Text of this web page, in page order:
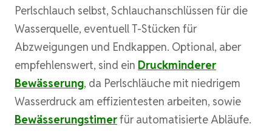
Perlschlauch selbst, Schlauchanschlüssen für die
Wasserquelle, eventuell T-Stücken für
Abzweigungen und Endkappen. Optional, aber
empfehlenswert, sind ein Druckminderer
Bewässerung, da Perlschläuche mit niedrigem
Wasserdruck am effizientesten arbeiten, sowie
Bewässerungstimerfür automatisierte Abläufe.